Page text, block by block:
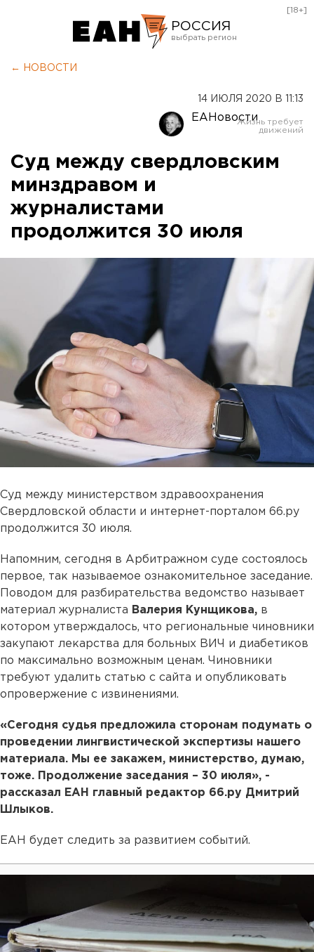
РОССИЯ
Оренбург
[18+]
← НОВОСТИ
14 ИЮЛЯ 2020 В 11:13
ЕАНовости
Суд между свердловским
минздравом и
журналистами
продолжится 30 июля
Суд между министерством здравоохранения
Свердловской области и интернет-порталом 66.ру
продолжится 30 июля.
Напомним, сегодня в Арбитражном суде состоялось
первое, так называемое ознакомительное заседание.
Поводом для разбирательства ведомство называет
материал журналиста Валерия Кунщикова, в
котором утверждалось, что региональные чиновники
закупают лекарства для больных ВИЧ и диабетиков
по максимально возможным ценам. Чиновники
требуют удалить статью с сайта и опубликовать
опровержение с извинениями.
«Сегодня судья предложила сторонам подумать о
проведении лингвистической экспертизы нашего
материала. Мы ее закажем, министерство, думаю,
тоже. Продолжение заседания – 30 июля», -
рассказал ЕАН главный редактор 66.ру Дмитрий
Шлыков.
ЕАН будет следить за развитием событий.